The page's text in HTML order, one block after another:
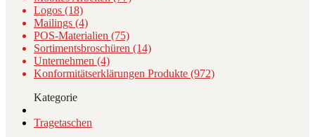
Logos (18)
Mailings (4)
POS-Materialien (75)
Sortimentsbroschüren (14)
Unternehmen (4)
Konformitätserklärungen Produkte (972)
Kategorie
Tragetaschen